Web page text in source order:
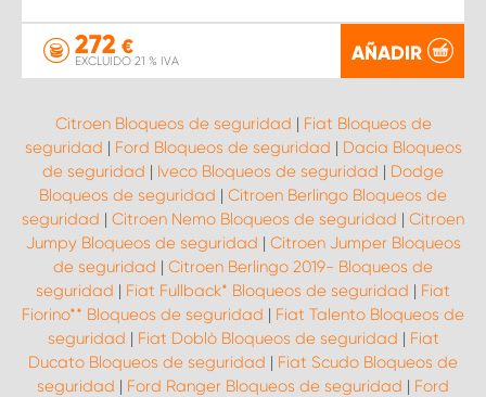
272 €
EXCLUIDO 21 % IVA AÑADIR
Citroen Bloqueos de seguridad | Fiat Bloqueos de
seguridad | Ford Bloqueos de seguridad | Dacia Bloqueos
de seguridad | Iveco Bloqueos de seguridad | Dodge
Bloqueos de seguridad | Citroen Berlingo Bloqueos de
seguridad | Citroen Nemo Bloqueos de seguridad | Citroen
Jumpy Bloqueos de seguridad | Citroen Jumper Bloqueos
de seguridad | Citroen Berlingo 2019- Bloqueos de
seguridad | Fiat Fullback* Bloqueos de seguridad | Fiat
Fiorino** Bloqueos de seguridad | Fiat Talento Bloqueos de
seguridad | Fiat Doblò Bloqueos de seguridad | Fiat
Ducato Bloqueos de seguridad | Fiat Scudo Bloqueos de
seguridad | Ford Ranger Bloqueos de seguridad | Ford